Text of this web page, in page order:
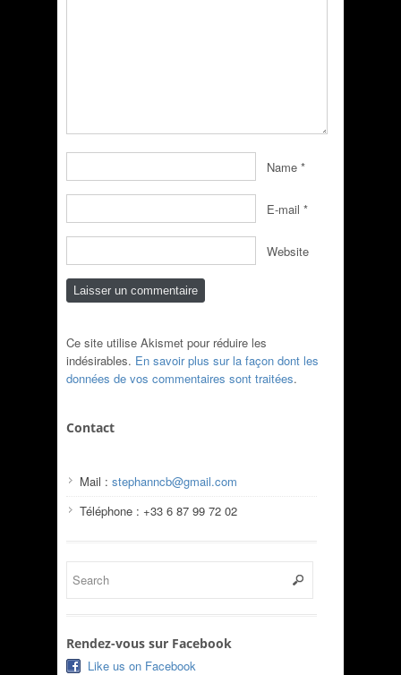
Name *
E-mail *
Website
Ce site utilise Akismet pour réduire les
indésirables. En savoir plus sur la façon dont les
données de vos commentaires sont traitées.
Contact
Mail : stephanncb@gmail.com
Téléphone : +33 6 87 99 72 02
Rendez-vous sur Facebook
Like us on Facebook